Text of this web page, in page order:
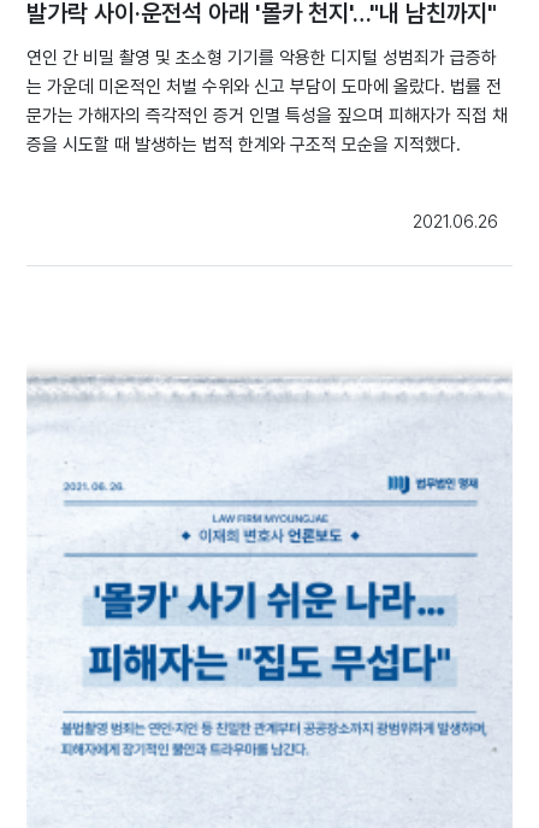
발가락 사이·운전석 아래 '몰카 천지'…"내 남친까지"
연인 간 비밀 촬영 및 초소형 기기를 악용한 디지털 성범죄가 급증하
는 가운데 미온적인 처벌 수위와 신고 부담이 도마에 올랐다. 법률 전
문가는 가해자의 즉각적인 증거 인멸 특성을 짚으며 피해자가 직접 채
증을 시도할 때 발생하는 법적 한계와 구조적 모순을 지적했다.
2021.06.26